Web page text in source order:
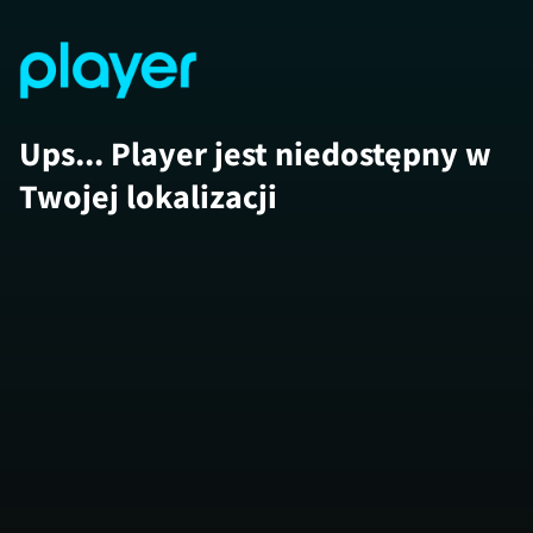
Ups... Player jest niedostępny w
Twojej lokalizacji